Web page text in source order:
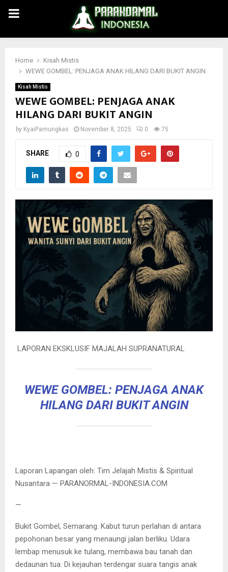
PRIMARY
MENU
Home
Kisah Mistis
WEWE GOMBEL: PENJAGA ANAK HILANG DARI BUKIT ANGIN
Kisah Mistis
WEWE GOMBEL: PENJAGA ANAK
HILANG DARI BUKIT ANGIN
by KyaiPamungkas November 8, 2025 0 75
SHARE 0
️ LAPORAN EKSKLUSIF MAJALAH SUPRANATURAL
WEWE GOMBEL: PENJAGA ANAK
HILANG DARI BUKIT ANGIN
Laporan Lapangan oleh: Tim Jelajah Mistis & Spiritual
Nusantara — PARANORMAL-INDONESIA.COM
—
Bukit Gombel, Semarang. Kabut turun perlahan di antara
pepohonan besar yang menaungi jalan berliku. Udara
lembap menusuk ke tulang, membawa bau tanah dan
dedaunan tua. Di kejauhan terdengar suara tangis anak